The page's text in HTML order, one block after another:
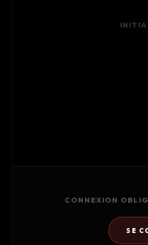
CONNEXION
SE